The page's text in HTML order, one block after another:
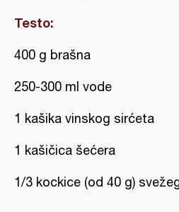
Testo:
400 g brašna
250-300 ml vode
1 kašika vinskog sirćeta
1 kašičica šećera
1/3 kockice (od 40 g)